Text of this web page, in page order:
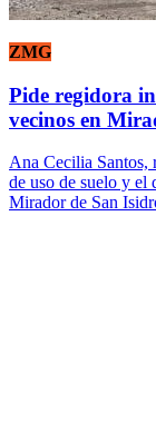
ZMG
Pide regidora
vecinos en
Ana Cecilia Santos,
de uso de suelo y el
Mirador de San